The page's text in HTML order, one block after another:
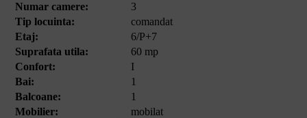
Numar camere:
3
Tip locuinta:
comandat
Etaj:
6/P+7
Suprafata utila:
60 mp
Confort:
I
Bai:
1
Balcoane:
1
Mobilier:
mobilat